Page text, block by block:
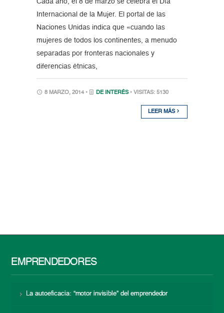
Cada año, el 8 de marzo se celebra el Día
Internacional de la Mujer. El portal de las
Naciones Unidas indica que «cuando las
mujeres de todos los continentes, a menudo
separadas por fronteras nacionales y
diferencias étnicas,
8 MARZO, 2014 • DE INTERÉS • VISITAS: 5130
LEER MÁS
EMPRENDEDORES
La autoeficacia: “motor invisible” del emprendedor